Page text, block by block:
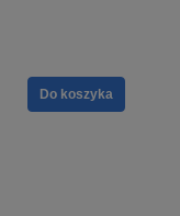
Do koszyka